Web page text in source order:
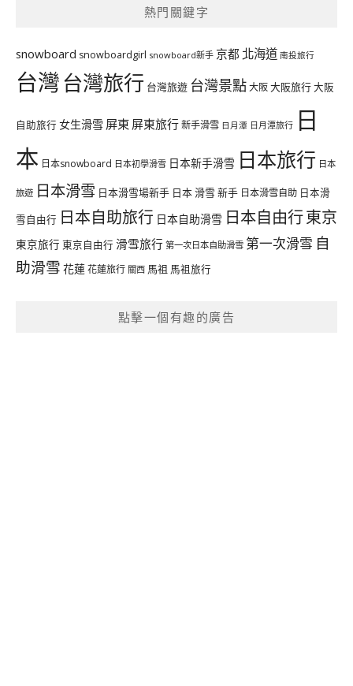
熱門關鍵字
snowboard snowboardgirl snowboard新手 京都 北海道 南投旅行
台灣台灣旅行 台灣旅遊 台灣景點大阪大阪旅行大阪
自助旅行 女生滑雪 屏東 屏東旅行新手滑雪 日月潭 日月潭旅行 日
本 日本snowboard 日本初學滑雪 日本新手滑雪 日本旅行 日本
旅遊 日本滑雪 日本滑雪場新手 日本 滑雪 新手 日本滑雪自助 日本滑
雪自由行 日本自助旅行 日本自助滑雪 日本自由行東京
東京旅行 東京自由行 滑雪旅行 第一次日本自助滑雪 第一次滑雪 自
助滑雪 花蓮花蓮旅行 關西 馬祖 馬祖旅行
點擊一個有趣的廣告